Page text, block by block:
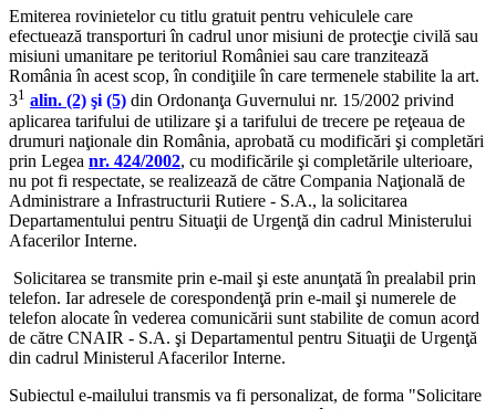
Emiterea rovinietelor cu titlu gratuit pentru vehiculele care
efectuează transporturi în cadrul unor misiuni de protecţie civilă sau
misiuni umanitare pe teritoriul României sau care tranzitează
România în acest scop, în condiţiile în care termenele stabilite la art.
31 alin. (2) şi(5) din Ordonanţa Guvernului nr. 15/2002 privind
aplicarea tarifului de utilizare şi a tarifului de trecere pe reţeaua de
drumuri naţionale din România, aprobată cu modificări şi completări
prin Legea nr. 424/2002, cu modificările şi completările ulterioare,
nu pot fi respectate, se realizează de către Compania Naţională de
Administrare a Infrastructurii Rutiere - S.A., la solicitarea
Departamentului pentru Situaţii de Urgenţă din cadrul Ministerului
Afacerilor Interne.
Solicitarea se transmite prin e-mail şi este anunţată în prealabil prin
telefon. Iar adresele de corespondenţă prin e-mail şi numerele de
telefon alocate în vederea comunicării sunt stabilite de comun acord
de către CNAIR - S.A. şi Departamentul pentru Situaţii de Urgenţă
din cadrul Ministerul Afacerilor Interne.
Subiectul e-mailului transmis va fi personalizat, de forma "Solicitare